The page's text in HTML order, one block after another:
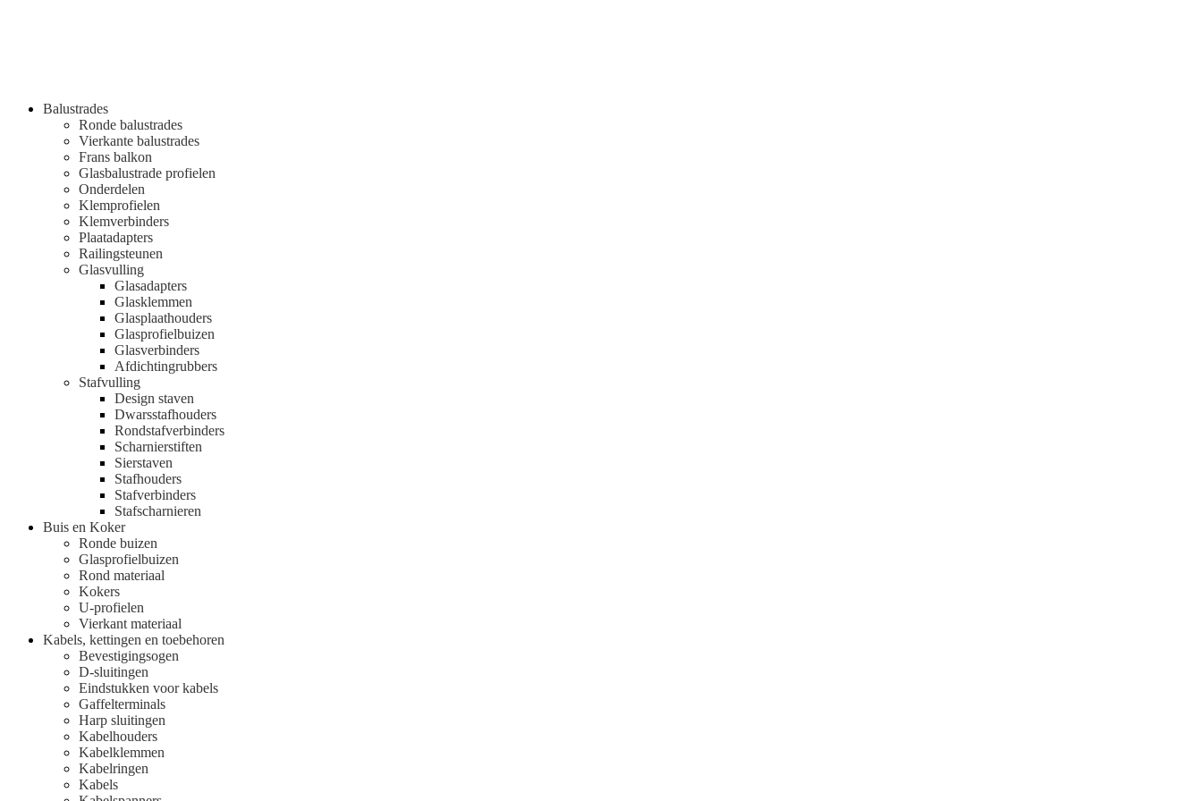
Balustrades
Ronde balustrades
Vierkante balustrades
Frans balkon
Glasbalustrade profielen
Onderdelen
Klemprofielen
Klemverbinders
Plaatadapters
Railingsteunen
Glasvulling
Glasadapters
Glasklemmen
Glasplaathouders
Glasprofielbuizen
Glasverbinders
Afdichtingrubbers
Stafvulling
Design staven
Dwarsstafhouders
Rondstafverbinders
Scharnierstiften
Sierstaven
Stafhouders
Stafverbinders
Stafscharnieren
Buis en Koker
Ronde buizen
Glasprofielbuizen
Rond materiaal
Kokers
U-profielen
Vierkant materiaal
Kabels, kettingen en toebehoren
Bevestigingsogen
D-sluitingen
Eindstukken voor kabels
Gaffelterminals
Harp sluitingen
Kabelhouders
Kabelklemmen
Kabelringen
Kabels